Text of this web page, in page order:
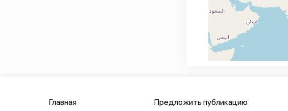
Главная Предложить публикацию